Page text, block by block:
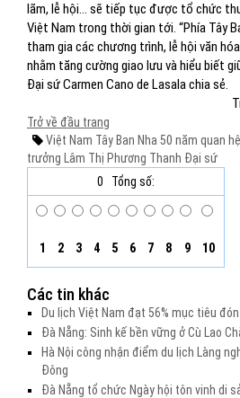
lãm, lễ hội… sẽ tiếp tục được tổ chức
Việt Nam trong thời gian tới. “Phía Tây
tham gia các chương trình, lễ hội văn
nhằm tăng cường giao lưu và hiểu biết
Đại sứ Carmen Cano de Lasala chia sẻ.
Trở về đầu trang
Việt Nam Tây Ban Nha 50 năm quan
trưởng Lâm Thị Phương Thanh Đại sứ
0
Tổng số:
1 2 3 4 5 6 7 8 9 10
Các tin khác
Du lịch Việt Nam đạt 56% mục tiêu
Đà Nẵng: Sinh kế bền vững ở Cù Lao
Hà Nội công nhận điểm du lịch Làng
Đông
Đà Nẵng tổ chức Ngày hội tôn vinh di